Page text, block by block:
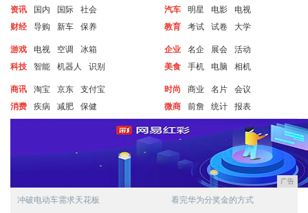
资讯 国内 国际
社会
财经
导购 新车 保养
汽车 明星 电影
电视
教育
考试 试卷 大学
游戏 电视 空调
冰箱
科技
智能 机器人 识别
企业 名企 展会
活动
美食
手机 电脑 相机
商讯 淘宝 京东
支付宝
消费
疾病 减肥 保健
时尚 商业 名片
会议
微商
前詹 统计 报表
广告
冲破电动车需求天花板
看完华为分奖金的方式